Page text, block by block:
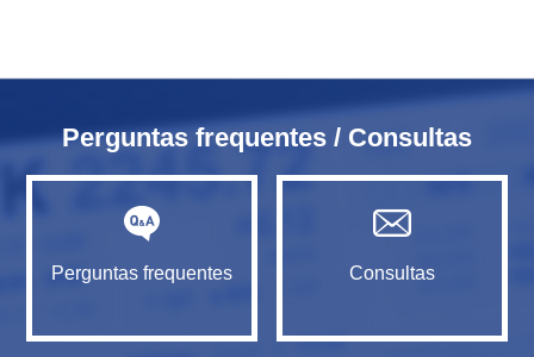
Perguntas frequentes / Consultas
Perguntas frequentes Consultas